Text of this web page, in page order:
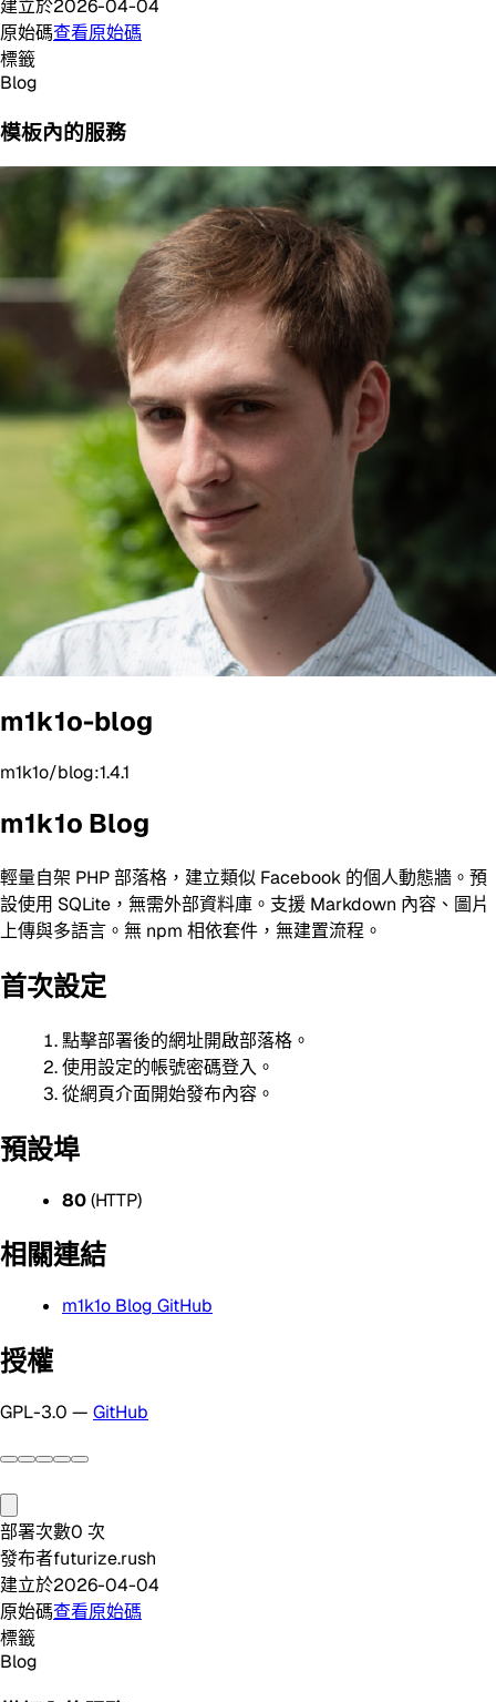
建立於2026-04-04
原始碼查看原始碼
標籤
Blog
模板內的服務
m1k1o-blog
m1k1o/blog:1.4.1
m1k1o Blog
輕量自架 PHP 部落格，建立類似 Facebook 的個人動態牆。預
設使用 SQLite，無需外部資料庫。支援 Markdown 內容、圖片
上傳與多語言。無 npm 相依套件，無建置流程。
首次設定
點擊部署後的網址開啟部落格。
使用設定的帳號密碼登入。
從網頁介面開始發布內容。
預設埠
80(HTTP)
相關連結
m1k1o Blog GitHub
授權
GPL-3.0 — GitHub
部署次數0 次
發布者futurize.rush
建立於2026-04-04
原始碼查看原始碼
標籤
Blog